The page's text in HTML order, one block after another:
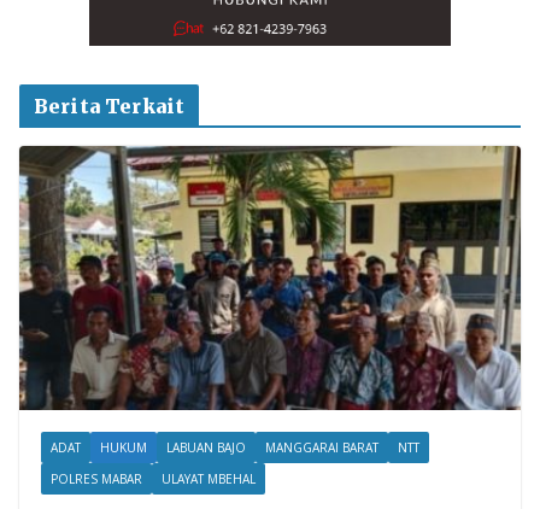
Berita Terkait
ADAT HUKUM LABUAN BAJO MANGGARAI BARAT
NTT
POLRES MABAR
ULAYAT MBEHAL